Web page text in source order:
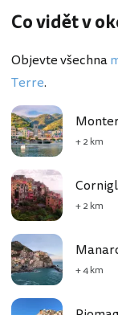
Co vidět v
Objevte všechna
Terre.
+ 2 km
+ 2 km
+ 4 km